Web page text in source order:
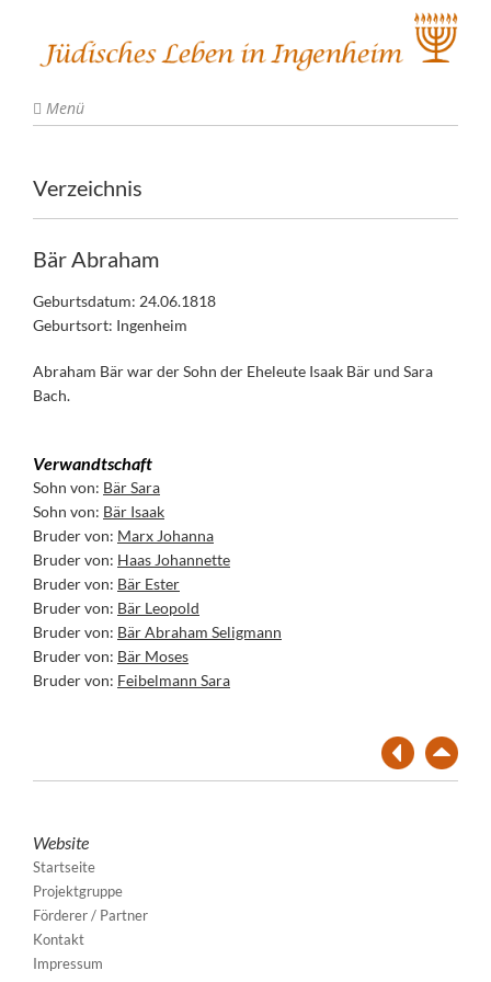
Menü
Verzeichnis
Bär Abraham
Geburtsdatum: 24.06.1818
Geburtsort: Ingenheim
Abraham Bär war der Sohn der Eheleute Isaak Bär und Sara
Bach.
Verwandtschaft
Sohn von: Bär Sara
Sohn von: Bär Isaak
Bruder von: Marx Johanna
Bruder von: Haas Johannette
Bruder von: Bär Ester
Bruder von: Bär Leopold
Bruder von: Bär Abraham Seligmann
Bruder von: Bär Moses
Bruder von: Feibelmann Sara
Website
Startseite
Projektgruppe
Förderer / Partner
Kontakt
Impressum